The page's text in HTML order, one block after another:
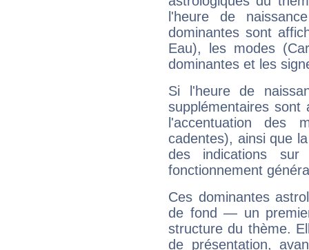
l'heure de
dominantes sont
Eau), les modes
dominantes et les
Si l'heure de
supplémentaires sont
l'accentuation des
cadentes), ainsi que
des indications sur
fonctionnement
Ces dominantes
de fond — un
structure du thème.
de présentation,